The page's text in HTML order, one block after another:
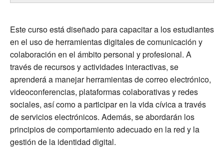
Este curso está diseñado para capacitar a los estudiantes
en el uso de herramientas digitales de comunicación y
colaboración en el ámbito personal y profesional. A
través de recursos y actividades interactivas, se
aprenderá a manejar herramientas de correo electrónico,
videoconferencias, plataformas colaborativas y redes
sociales, así como a participar en la vida cívica a través
de servicios electrónicos. Además, se abordarán los
principios de comportamiento adecuado en la red y la
gestión de la identidad digital.